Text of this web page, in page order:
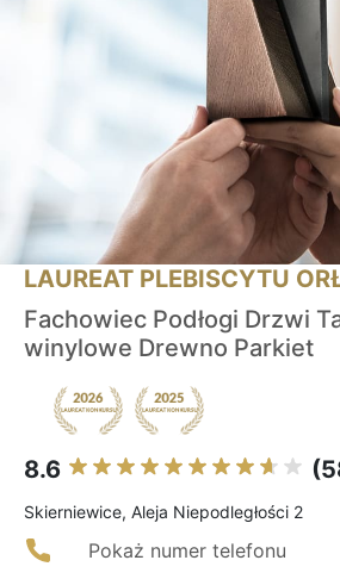
LAUREAT PLEBISCYTU
Fachowiec Podłogi Drzwi
winylowe Drewno Parkiet
8.6
Skierniewice, Aleja Niepodległości 2
Pokaż numer telefonu